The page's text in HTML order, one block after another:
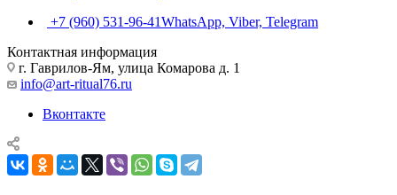
+7 (960) 531-96-41WhatsApp, Viber, Telegram
Контактная информация
г. Гаврилов-Ям, улица Комарова д. 1
info@art-ritual76.ru
Вконтакте